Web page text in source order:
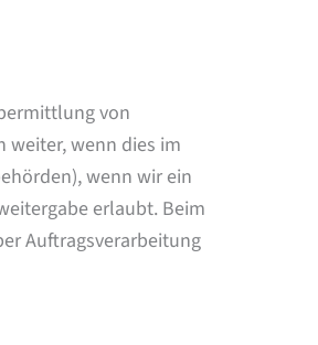
von
weiter, wenn dies im
wenn wir ein
erlaubt. Beim
Auftragsverarbeitung